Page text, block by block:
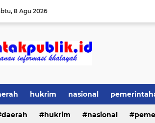
8 Agu 2026
hukrim nasional
daerah hukrim nasional